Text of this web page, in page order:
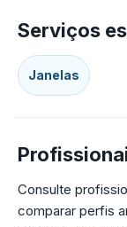
Serviços
Janelas
Consulte
comparar perfis